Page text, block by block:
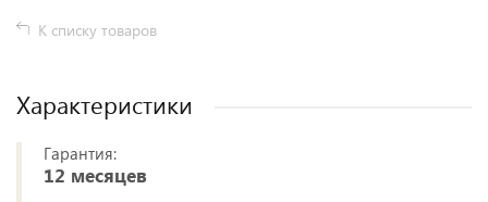
К списку товаров
Характеристики
Гарантия:
12 месяцев